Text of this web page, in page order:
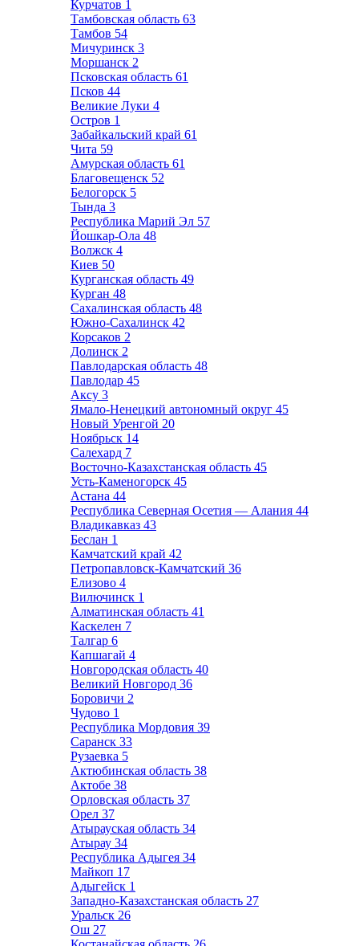
Курчатов 1
Тамбовская область 63
Тамбов 54
Мичуринск 3
Моршанск 2
Псковская область 61
Псков 44
Великие Луки 4
Остров 1
Забайкальский край 61
Чита 59
Амурская область 61
Благовещенск 52
Белогорск 5
Тында 3
Республика Марий Эл 57
Йошкар-Ола 48
Волжск 4
Киев 50
Курганская область 49
Курган 48
Сахалинская область 48
Южно-Сахалинск 42
Корсаков 2
Долинск 2
Павлодарская область 48
Павлодар 45
Аксу 3
Ямало-Ненецкий автономный округ 45
Новый Уренгой 20
Ноябрьск 14
Салехард 7
Восточно-Казахстанская область 45
Усть-Каменогорск 45
Астана 44
Республика Северная Осетия — Алания 44
Владикавказ 43
Беслан 1
Камчатский край 42
Петропавловск-Камчатский 36
Елизово 4
Вилючинск 1
Алматинская область 41
Каскелен 7
Талгар 6
Капшагай 4
Новгородская область 40
Великий Новгород 36
Боровичи 2
Чудово 1
Республика Мордовия 39
Саранск 33
Рузаевка 5
Актюбинская область 38
Актобе 38
Орловская область 37
Орел 37
Атырауская область 34
Атырау 34
Республика Адыгея 34
Майкоп 17
Адыгейск 1
Западно-Казахстанская область 27
Уральск 26
Ош 27